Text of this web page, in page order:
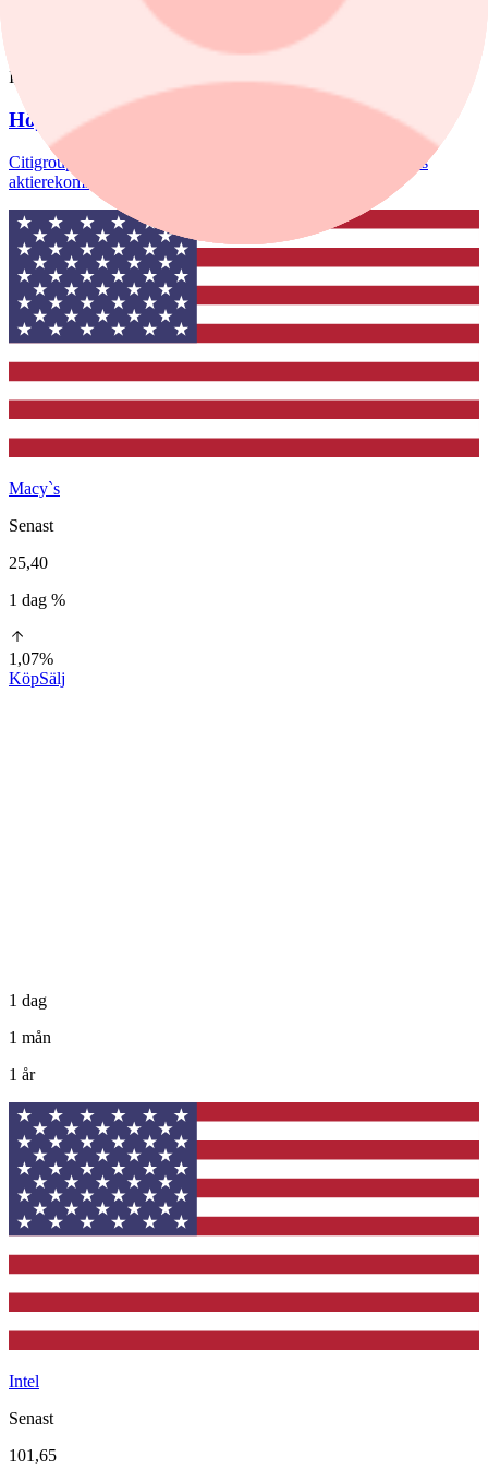
Aktierekommendationer
Igår, 08:39
Höjd riktkurs för Nibe
Citigroup sänker riktkursen för Novo Nordisk. Här är dagens
aktierekommendationer.
Macy`s
Senast
25,40
1 dag %
1,07%
KöpSälj
1 dag
1 mån
1 år
Intel
Senast
101,65